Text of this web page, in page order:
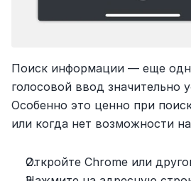
Поиск информации — еще
голосовой ввод значительно
Особенно это ценно при
или когда нет возможности
Откройте Chrome или